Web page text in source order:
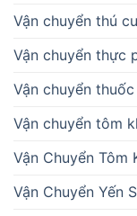
Vận chuyển thú
Vận chuyển thực
Vận chuyển
Vận chuyển tôm
Vận Chuyển Tôm
Vận Chuyển Yến